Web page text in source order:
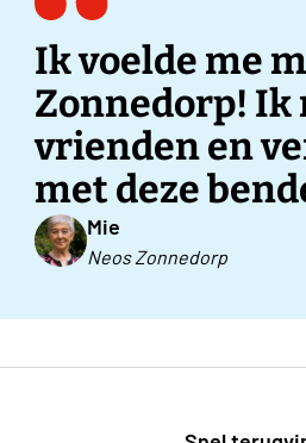
Ik voelde me
Zonnedorp! Ik
vrienden en
met deze
Mie
Neos Zonnedorp